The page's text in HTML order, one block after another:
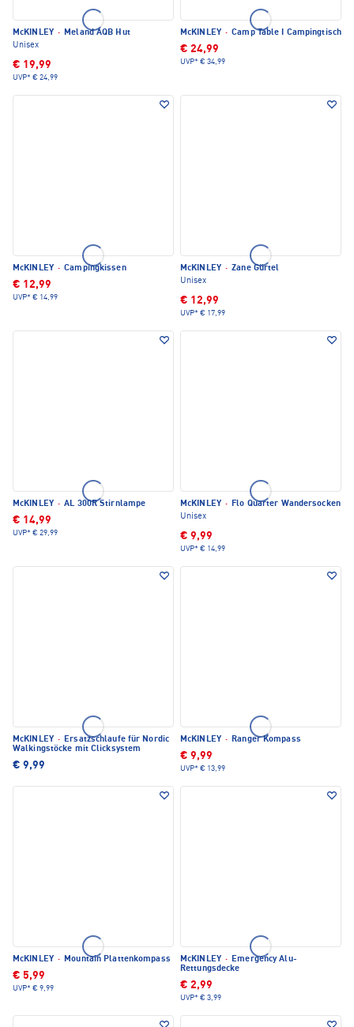
McKINLEY · Meland AQB Hut
Unisex
€ 19,99
UVP* € 24,99
McKINLEY · Camp Table I Campingtisch
€ 24,99
UVP* € 34,99
McKINLEY · Campingkissen
€ 12,99
UVP* € 14,99
McKINLEY · Zane Gürtel
Unisex
€ 12,99
UVP* € 17,99
McKINLEY · AL 300R Stirnlampe
€ 14,99
UVP* € 29,99
McKINLEY · Flo Quarter Wandersocken
Unisex
€ 9,99
UVP* € 14,99
McKINLEY · Ersatzschlaufe für Nordic
Walkingstöcke mit Clicksystem
€ 9,99
McKINLEY · Ranger Kompass
€ 9,99
UVP* € 13,99
McKINLEY · Mountain Plattenkompass
€ 5,99
UVP* € 9,99
McKINLEY · Emergency Alu-
Rettungsdecke
€ 2,99
UVP* € 3,99